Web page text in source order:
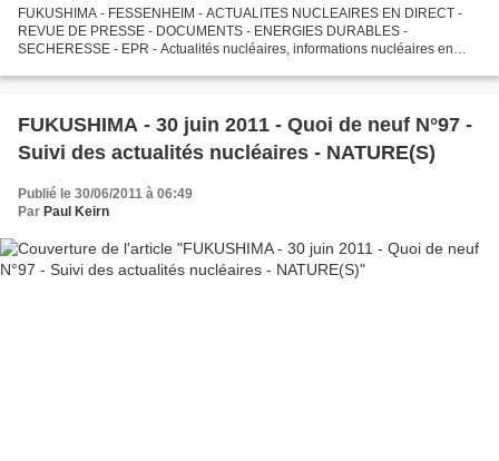
FUKUSHIMA - FESSENHEIM - ACTUALITES NUCLEAIRES EN DIRECT -
REVUE DE PRESSE - DOCUMENTS - ENERGIES DURABLES -
SECHERESSE - EPR - Actualités nucléaires, informations nucléaires en
Fukushima",...
FUKUSHIMA - 30 juin 2011 - Quoi de neuf N°97 -
Suivi des actualités nucléaires - NATURE(S)
Publié le 30/06/2011 à 06:49
Par Paul Keirn